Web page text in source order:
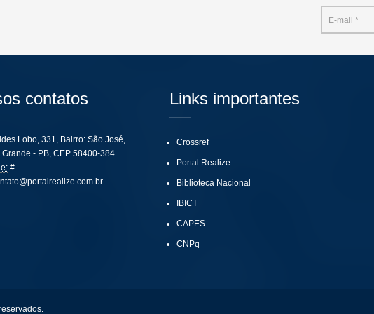
contatos
Lobo, 331, Bairro: São José,
- PB, CEP 58400-384
#
Links importantes
Crossref
Portal Realize
Biblioteca Nacional
IBICT
CAPES
CNPq